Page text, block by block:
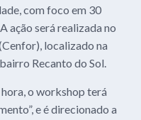
com foco em 30
ação será realizada no
localizado na
Recanto do Sol.
o workshop terá
e é direcionado a